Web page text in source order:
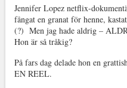
Jennifer Lopez netflix-
fångat en granat för henne,
(?) Men jag hade aldrig –
Hon är så tråkig?
På fars dag delade hon en
EN REEL.